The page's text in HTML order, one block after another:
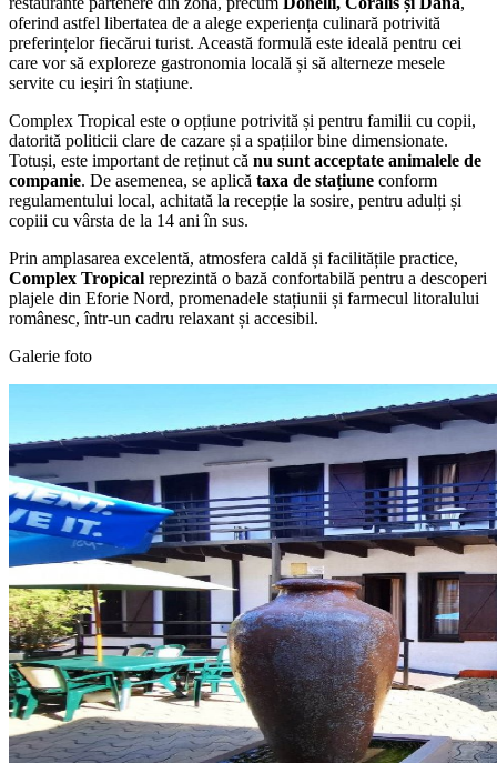
oferind astfel libertatea de a alege experiența culinară potrivită
preferințelor fiecărui turist. Această formulă este ideală pentru cei
care vor să exploreze gastronomia locală și să alterneze mesele
servite cu ieșiri în stațiune.
Complex Tropical este o opțiune potrivită și pentru familii cu copii,
datorită politicii clare de cazare și a spațiilor bine dimensionate.
Totuși, este important de reținut că nu sunt acceptate animalele de
companie. De asemenea, se aplică taxa de stațiune conform
regulamentului local, achitată la recepție la sosire, pentru adulți și
copiii cu vârsta de la 14 ani în sus.
Prin amplasarea excelentă, atmosfera caldă și facilitățile practice,
Complex Tropical reprezintă o bază confortabilă pentru a descoperi
plajele din Eforie Nord, promenadele stațiunii și farmecul litoralului
românesc, într-un cadru relaxant și accesibil.
Galerie foto